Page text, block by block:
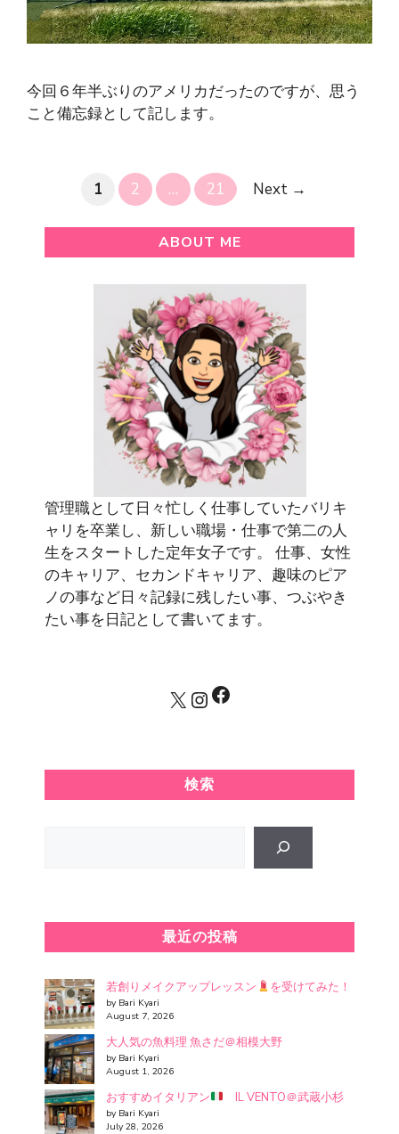
今回６年半ぶりのアメリカだったのですが、思う
こと備忘録として記します。
Page
1 Page
2 … Page
21 Next →
ABOUT ME
管理職として日々忙しく仕事していたバリキ
ャリを卒業し、新しい職場・仕事で第二の人
生をスタートした定年女子です。 仕事、女性
のキャリア、セカンドキャリア、趣味のピア
ノの事など日々記録に残したい事、つぶやき
たい事を日記として書いてます。
X Instagram
Facebook
検索
最近の投稿
若創りメイクアップレッスン を受けてみた！
by Bari Kyari
August 7, 2026
大人気の魚料理 魚さだ＠相模大野
by Bari Kyari
August 1, 2026
おすすめイタリアン IL VENTO＠武蔵小杉
by Bari Kyari
July 28, 2026